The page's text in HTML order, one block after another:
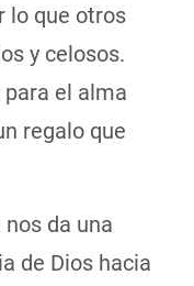
lo que otros
y celosos.
el alma
regalo que
da una
de Dios hacia